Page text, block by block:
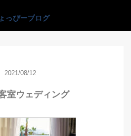
2021/08/12
室ウェディング